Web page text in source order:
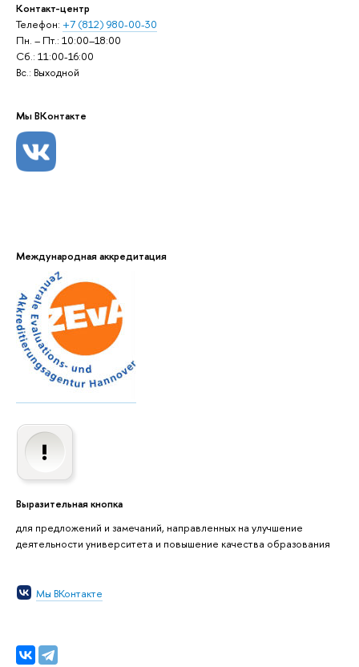
Контакт-центр
Телефон: +7 (812) 980-00-30
Пн. – Пт.: 10:00–18:00
Сб.: 11:00-16:00
Вс.: Выходной
Мы ВКонтакте
Международная аккредитация
Выразительная кнопка
для предложений и замечаний, направленных на улучшение
деятельности университета и повышение качества образования
Мы ВКонтакте